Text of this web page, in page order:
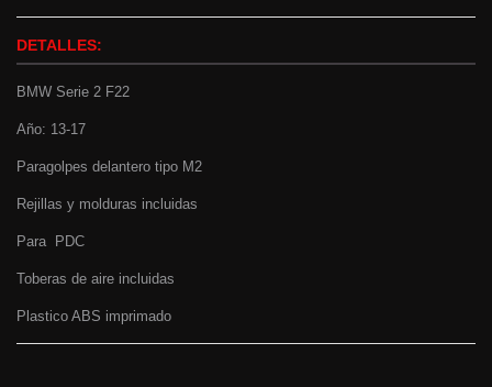
DETALLES:
BMW Serie 2 F22
Año: 13-17
Paragolpes delantero tipo M2
Rejillas y molduras incluidas
Para PDC
Toberas de aire incluidas
Plastico ABS imprimado